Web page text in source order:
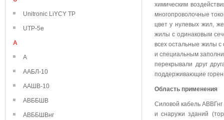
Unitronic LiYCY TP
UTP-5e
А
А
ААБЛ-10
ААШВ-10
АВББШВ
АВББШВнг
химическим
многопроволочные
цвет у нулевых жил,
жилы с одинаковым
всех остальные жилы с
и специальным
перекрывали друг
поддерживающие
Область применения
Силовой кабель
и снаружи зданий